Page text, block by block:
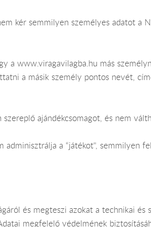
kér semmilyen személyes adatot a
a www.viragavilagba.hu más
a másik személy pontos nevét,
ajándékcsomagot, és nem
a “játékot", semmilyen
és megteszi azokat a technikai és
megfelelő védelmének